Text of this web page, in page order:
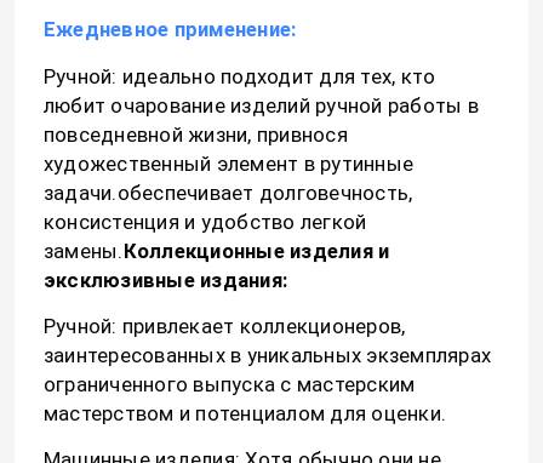
Главная страница
Ежедневное применение:
Ручной: идеально подходит для тех, кто
любит очарование изделий ручной работы в
повседневной жизни, привнося
художественный элемент в рутинные
задачи.обеспечивает долговечность,
консистенция и удобство легкой
замены. Коллекционные изделия и
эксклюзивные издания:
Ручной: привлекает коллекционеров,
заинтересованных в уникальных экземплярах
ограниченного выпуска с мастерским
мастерством и потенциалом для оценки.